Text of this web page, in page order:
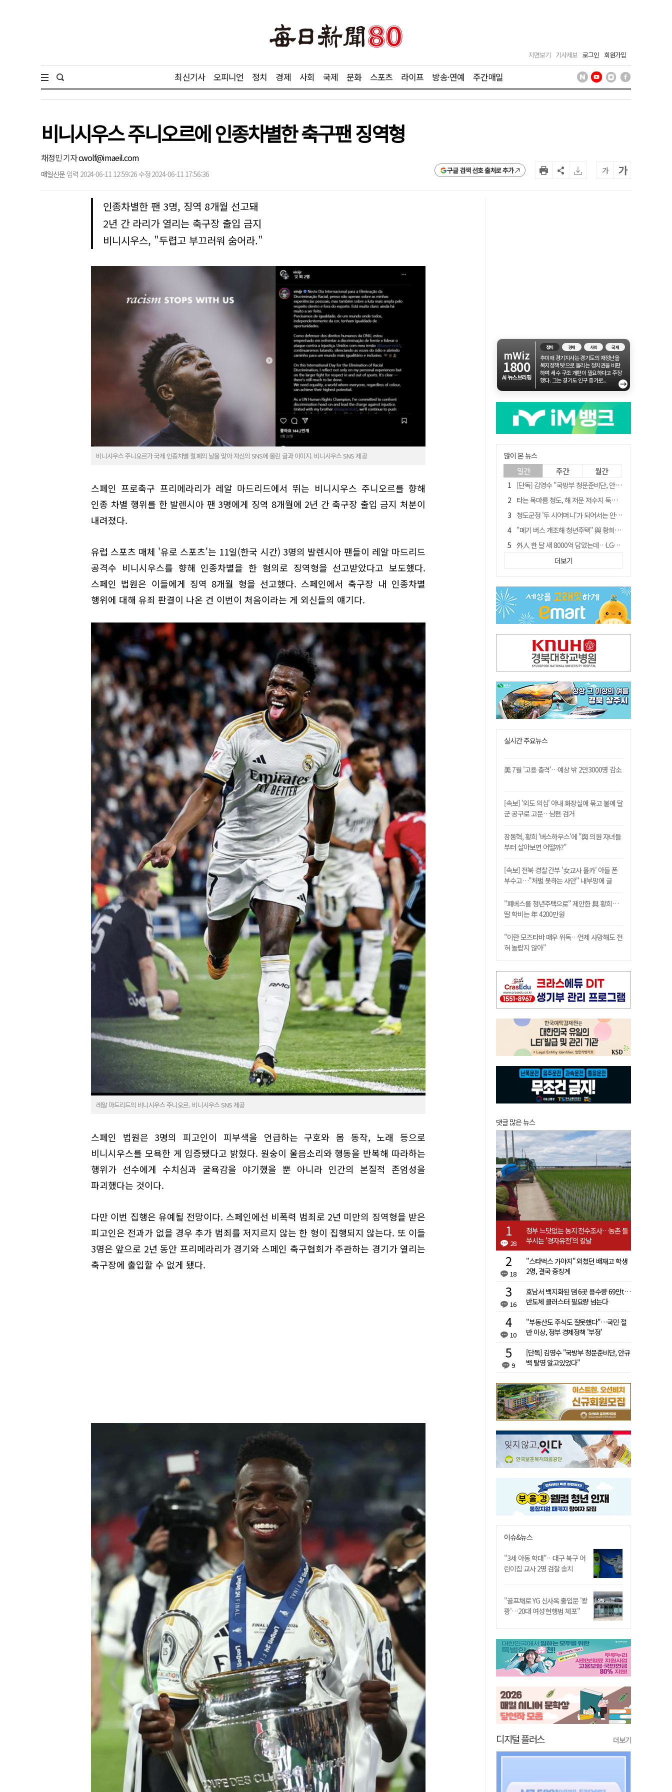
지면보기 기사제보 로그인 회원가입
최신기사 오피니언 정치 경제 사회 국제 문화 스포츠 라이프 방송·연예 주간매일
비니시우스 주니오르에 인종차별한 축구팬 징역형
채정민 기자cwolf@imaeil.com
매일신문 입력 2024-06-11 12:59:26 수정 2024-06-11 17:56:36 구글 검색 선호 출처로 추가 가 가
인종차별한 팬 3명, 징역 8개월 선고돼
2년 간 라리가 열리는 축구장 출입 금지
비니시우스, "두렵고 부끄러워 숨어라."
비니시우스 주니오르가 국제 인종차별 철폐의 날을 맞아 자신의 SNS에 올린 글과 이미지. 비니시우스 SNS 제공
스페인 프로축구 프리메라리가 레알 마드리드에서 뛰는 비니시우스 주니오르를 향해
인종 차별 행위를 한 발렌시아 팬 3명에게 징역 8개월에 2년 간 축구장 출입 금지 처분이
내려졌다.
유럽 스포츠 매체 '유로 스포츠'는 11일(한국 시간) 3명의 발렌시아 팬들이 레알 마드리드
공격수 비니시우스를 향해 인종차별을 한 혐의로 징역형을 선고받았다고 보도했다.
스페인 법원은 이들에게 징역 8개월 형을 선고했다. 스페인에서 축구장 내 인종차별
행위에 대해 유죄 판결이 나온 건 이번이 처음이라는 게 외신들의 얘기다.
레알 마드리드의 비니시우스 주니오르. 비니시우스 SNS 제공
스페인 법원은 3명의 피고인이 피부색을 언급하는 구호와 몸 동작, 노래 등으로
비니시우스를 모욕한 게 입증됐다고 밝혔다. 원숭이 울음소리와 행동을 반복해 따라하는
행위가 선수에게 수치심과 굴욕감을 야기했을 뿐 아니라 인간의 본질적 존엄성을
파괴했다는 것이다.
다만 이번 집행은 유예될 전망이다. 스페인에선 비폭력 범죄로 2년 미만의 징역형을 받은
피고인은 전과가 없을 경우 추가 범죄를 저지르지 않는 한 형이 집행되지 않는다. 또 이들
3명은 앞으로 2년 동안 프리메라리가 경기와 스페인 축구협회가 주관하는 경기가 열리는
축구장에 출입할 수 없게 됐다.
mWiz
1800
AI 뉴스브리핑
정치 경제 사회 국제
추미애 경기지사는 경기도의 재정난을
복지정책 탓으로 돌리는 정치권을 비판
하며 세수 구조 개편이 필요하다고 주장
했다. 그는 경기도 인구 증가로...
→
많이 본 뉴스
일간 주간 월간
[단독] 김영수 "국방부 청문준비단, 안규백 탈영 알고있었다"
타는 목마름 청도, 해 저문 저수지 둑에 군수가 서 있었다
청도군정 '두 시어머니'가 되어서는 안된다
"폐기 버스 개조해 청년주택" 與 황희…'딸 학비는 年 4200만원'
外人 한 달 새 8000억 담았는데…LG이노텍 목표주가는 왜 엇갈릴까
임시휴업 들어갔던 홈플러스 영주점, 7일 영업 재개…지하 1층만 운영
SK하이닉스, 주당 375원 분기 배당 공시…"3분기 중 주주환원 방안 확정"
이의준 전 경북도 새마을봉사과장, 제28대 울릉군 부군수 취임
"상법개정해도 주주가 '봉'"…하이닉스 솔리다임 상장설에 술렁[개미와글와글]
더보기
실시간 주요뉴스
美 7월 '고용 충격'…예상 밖 2만3000명 감소
[속보] '외도 의심' 아내 화장실에 묶고 불에 달
군 공구로 고문…남편 검거
장동혁, 황희 '버스하우스'에 "與 의원 자녀들
부터 살아보면 어떨까?"
[속보] 전북 경찰 간부 '女교사 몰카' 아들 폰
부수고…"처벌 못하는 사안" 내부망에 글
"폐버스를 청년주택으로" 제안한 與 황희…
딸 학비는 年 4200만원
"이란 모즈타바 매우 위독…언제 사망해도 전
혀 놀랍지 않아"
댓글 많은 뉴스
28
정부 느닷없는 농지 전수조사…농촌 들
쑤시는 '경자유전'의 칼날
18
"스타벅스 가야지" 외쳤던 배재고 학생
2명, 결국 중징계
16
호남서 백지화된 댐 6곳 용수량 69만t…
반도체 클러스터 필요량 넘는다
10
"부동산도 주식도 잘못했다"…국민 절
반 이상, 정부 경제정책 '부정'
9
[단독] 김영수 "국방부 청문준비단, 안규
백 탈영 알고있었다"
이슈&뉴스
"3세 아동 학대"…대구 북구 어
린이집 교사 2명 검찰 송치
"골프채로 YG 신사옥 출입문 '쾅
쾅'…20대 여성 현행범 체포"
디지털 플러스 더보기